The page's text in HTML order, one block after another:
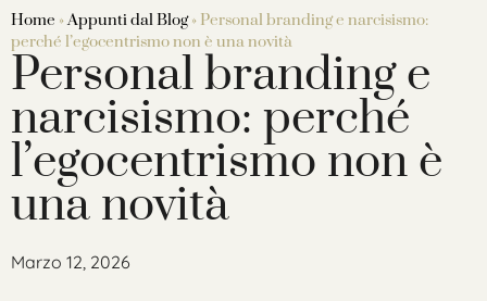
Home »Appunti dal Blog» Personal branding e narcisismo:
perché l’egocentrismo non è una novità
Personal branding e
narcisismo: perché
l’egocentrismo non è
una novità
Marzo 12, 2026